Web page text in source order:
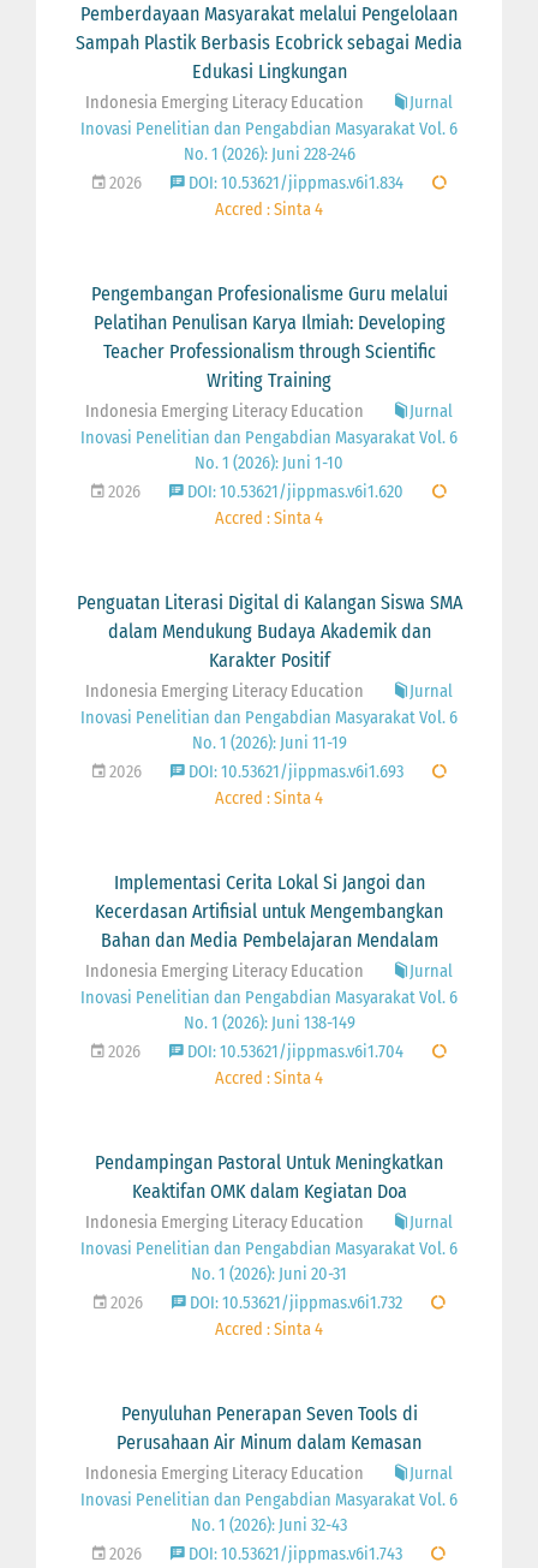
Pemberdayaan Masyarakat melalui Pengelolaan
Sampah Plastik Berbasis Ecobrick sebagai Media
Edukasi Lingkungan
Indonesia Emerging Literacy Education
Jurnal
Inovasi Penelitian dan Pengabdian Masyarakat Vol. 6
No. 1 (2026): Juni 228-246
2026
DOI: 10.53621/jippmas.v6i1.834
Accred : Sinta 4
Pengembangan Profesionalisme Guru melalui
Pelatihan Penulisan Karya Ilmiah: Developing
Teacher Professionalism through Scientific
Writing Training
Indonesia Emerging Literacy Education
Jurnal
Inovasi Penelitian dan Pengabdian Masyarakat Vol. 6
No. 1 (2026): Juni 1-10
2026
DOI: 10.53621/jippmas.v6i1.620
Accred : Sinta 4
Penguatan Literasi Digital di Kalangan Siswa SMA
dalam Mendukung Budaya Akademik dan
Karakter Positif
Indonesia Emerging Literacy Education
Jurnal
Inovasi Penelitian dan Pengabdian Masyarakat Vol. 6
No. 1 (2026): Juni 11-19
2026
DOI: 10.53621/jippmas.v6i1.693
Accred : Sinta 4
Implementasi Cerita Lokal Si Jangoi dan
Kecerdasan Artifisial untuk Mengembangkan
Bahan dan Media Pembelajaran Mendalam
Indonesia Emerging Literacy Education
Jurnal
Inovasi Penelitian dan Pengabdian Masyarakat Vol. 6
No. 1 (2026): Juni 138-149
2026
DOI: 10.53621/jippmas.v6i1.704
Accred : Sinta 4
Pendampingan Pastoral Untuk Meningkatkan
Keaktifan OMK dalam Kegiatan Doa
Indonesia Emerging Literacy Education
Jurnal
Inovasi Penelitian dan Pengabdian Masyarakat Vol. 6
No. 1 (2026): Juni 20-31
2026
DOI: 10.53621/jippmas.v6i1.732
Accred : Sinta 4
Penyuluhan Penerapan Seven Tools di
Perusahaan Air Minum dalam Kemasan
Indonesia Emerging Literacy Education
Jurnal
Inovasi Penelitian dan Pengabdian Masyarakat Vol. 6
No. 1 (2026): Juni 32-43
2026
DOI: 10.53621/jippmas.v6i1.743